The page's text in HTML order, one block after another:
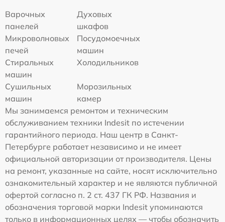
Варочных
панелей
Духовых
шкафов
Микроволновых
печей
Посудомоечных
машин
Стиральных
машин
Холодильников
Сушильных
машин
Морозильных
камер
Мы занимаемся ремонтом и техническим
обслуживанием техники Indesit по истечении
гарантийного периода. Наш центр в Санкт-
Петербурге работает независимо и не имеет
официальной авторизации от производителя. Цены
на ремонт, указанные на сайте, носят исключительно
ознакомительный характер и не являются публичной
офертой согласно п. 2 ст. 437 ГК РФ. Названия и
обозначения торговой марки Indesit упоминаются
только в информационных целях — чтобы обозначить